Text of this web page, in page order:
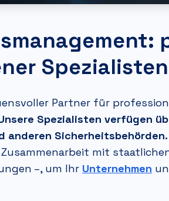
Spezialisten
Partner für
Spezialisten verfügen
anderen Sicherheitsbehörden.
Zusammenarbeit mit
–,um Ihr Unternehmen